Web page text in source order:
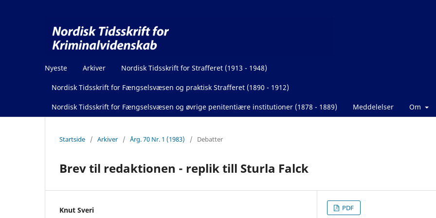
Nyeste Arkiver Nordisk Tidsskrift for Strafferet (1913 - 1948)
Nordisk Tidsskrift for Fængselsvæsen og praktisk Strafferet (1890 - 1912)
Nordisk Tidsskrift for Fængselsvæsen og øvrige penitentiære institutioner (1878 - 1889) Meddelelser Om
Startside / Arkiver / Årg. 70 Nr. 1 (1983) / Debatter
Brev til redaktionen - replik till Sturla Falck
Knut Sveri PDF